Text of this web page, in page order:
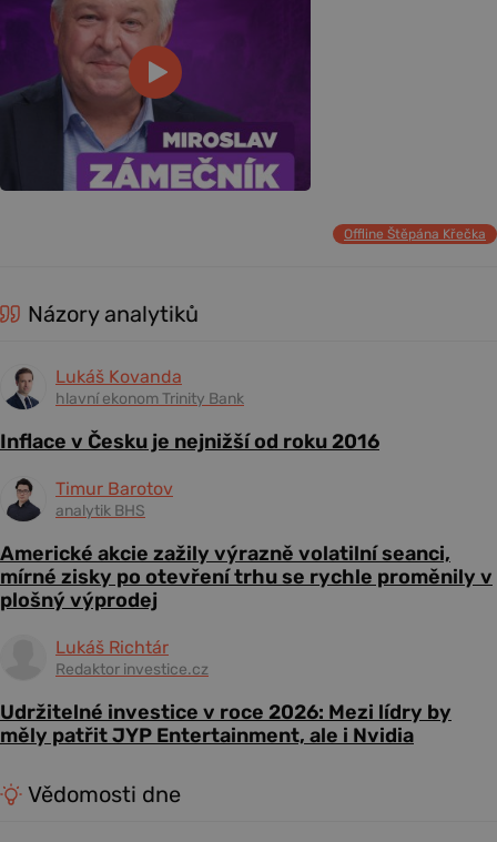
Offline Štěpána Křečka
Názory analytiků
Lukáš Kovanda
hlavní ekonom Trinity Bank
Inflace v Česku je nejnižší od roku 2016
Timur Barotov
analytik BHS
Americké akcie zažily výrazně volatilní seanci,
mírné zisky po otevření trhu se rychle proměnily v
plošný výprodej
Lukáš Richtár
Redaktor investice.cz
Udržitelné investice v roce 2026: Mezi lídry by
měly patřit JYP Entertainment, ale i Nvidia
Vědomosti dne